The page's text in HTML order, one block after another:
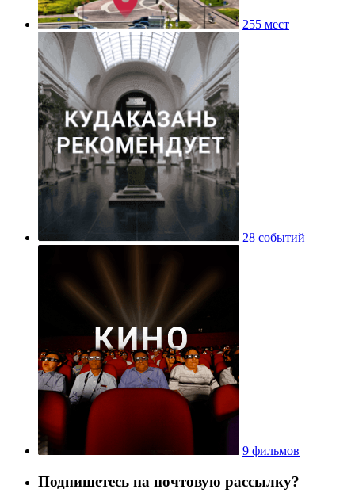
255 мест
28 событий
9 фильмов
Подпишетесь на почтовую рассылку?